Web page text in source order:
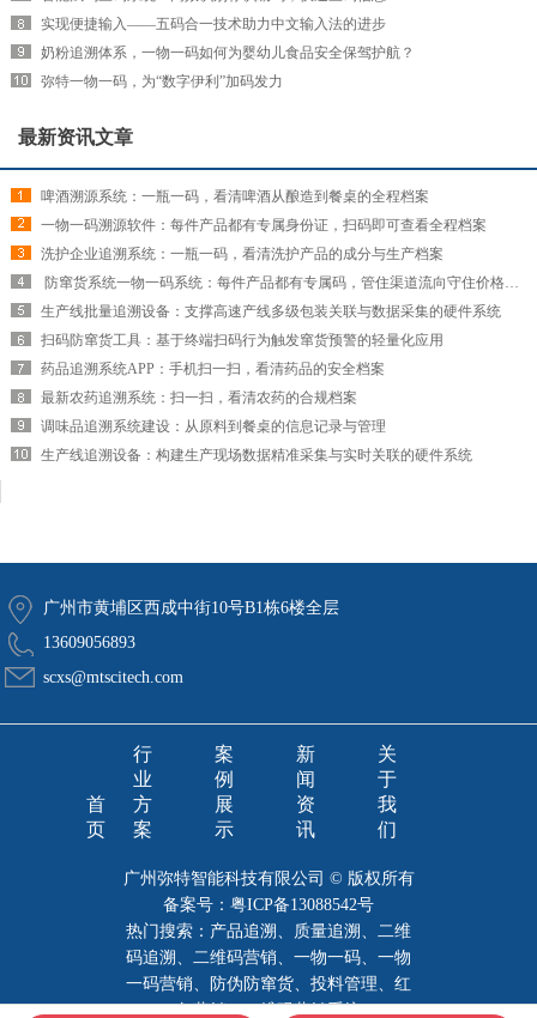
实现便捷输入——五码合一技术助力中文输入法的进步
奶粉追溯体系，一物一码如何为婴幼儿食品安全保驾护航？
弥特一物一码，为“数字伊利”加码发力
最新资讯文章
啤酒溯源系统：一瓶一码，看清啤酒从酿造到餐桌的全程档案
一物一码溯源软件：每件产品都有专属身份证，扫码即可查看全程档案
洗护企业追溯系统：一瓶一码，看清洗护产品的成分与生产档案
​ 防窜货系统一物一码系统：每件产品都有专属码，管住渠道流向守住价格红线
生产线批量追溯设备：支撑高速产线多级包装关联与数据采集的硬件系统
扫码防窜货工具：基于终端扫码行为触发窜货预警的轻量化应用
药品追溯系统APP：手机扫一扫，看清药品的安全档案
最新农药追溯系统：扫一扫，看清农药的合规档案
调味品追溯系统建设：从原料到餐桌的信息记录与管理
生产线追溯设备：构建生产现场数据精准采集与实时关联的硬件系统
广州市黄埔区西成中街10号B1栋6楼全层
13609056893
scxs@mtscitech.com
首
页
行
业
方
案
案
例
展
示
新
闻
资
讯
关
于
我
们
广州弥特智能科技有限公司 © 版权所有
备案号： 粤ICP备13088542号
热门搜索：产品追溯、质量追溯、二维
码追溯、二维码营销、一物一码、一物
一码营销、防伪防窜货、投料管理、红
包营销、二维码营销系统